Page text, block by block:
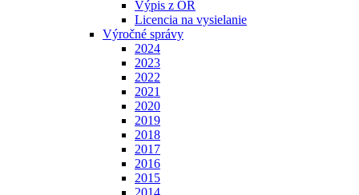
Výpis z OR
Licencia na vysielanie
Výročné správy
2024
2023
2022
2021
2020
2019
2018
2017
2016
2015
2014